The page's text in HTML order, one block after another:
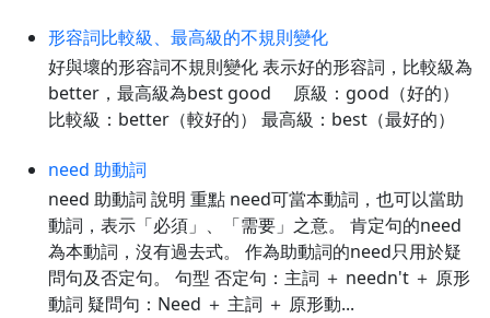
形容詞比較級、最高級的不規則變化
好與壞的形容詞不規則變化 表示好的形容詞，比較級為
better，最高級為best good 原級：good（好的）
比較級：better（較好的） 最高級：best（最好的）
need 助動詞
need 助動詞 說明 重點 need可當本動詞，也可以當助
動詞，表示「必須」、「需要」之意。 肯定句的need
為本動詞，沒有過去式。 作為助動詞的need只用於疑
問句及否定句。 句型 否定句：主詞 ＋ needn't ＋ 原形
動詞 疑問句：Need ＋ 主詞 ＋ 原形動...